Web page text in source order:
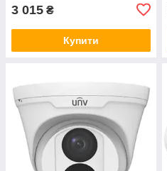
3 015 ₴
Купити